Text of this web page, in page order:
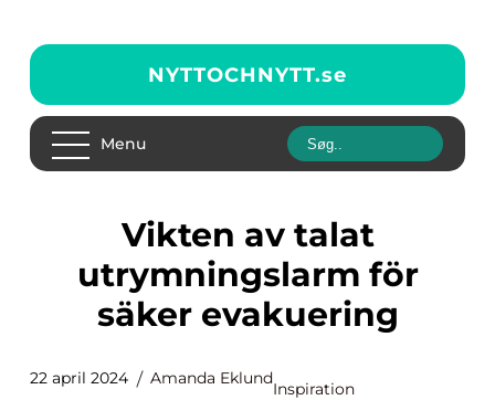
NYTTOCHNYTT.se
Menu
Vikten av talat
utrymningslarm för
säker evakuering
22 april 2024 Amanda Eklund
Inspiration